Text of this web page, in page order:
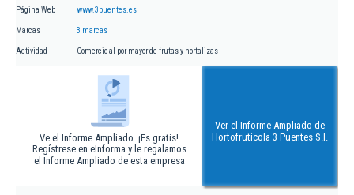
Página Web www.3puentes.es
Marcas 3 marcas
Actividad Comercio al por mayor de frutas y hortalizas
Ve el Informe Ampliado. ¡Es gratis!
Regístrese en eInforma y le regalamos
el Informe Ampliado de esta empresa
Ver el Informe Ampliado de
Hortofruticola 3 Puentes S.l.